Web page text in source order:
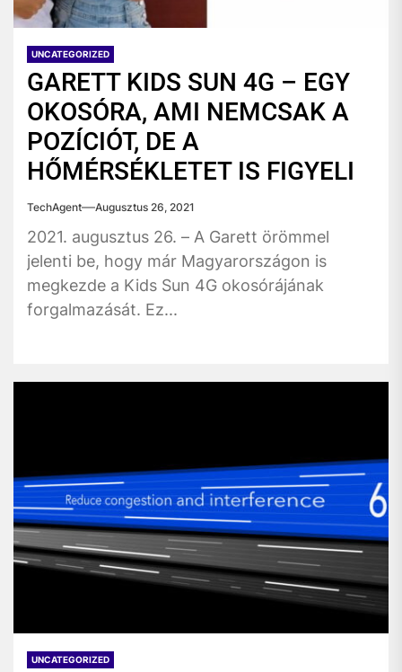
UNCATEGORIZED
GARETT KIDS SUN 4G – EGY
OKOSÓRA, AMI NEMCSAK A
POZÍCIÓT, DE A
HŐMÉRSÉKLETET IS FIGYELI
TechAgent Augusztus 26, 2021
2021. augusztus 26. – A Garett örömmel
jelenti be, hogy már Magyarországon is
megkezde a Kids Sun 4G okosórájának
forgalmazását. Ez...
UNCATEGORIZED